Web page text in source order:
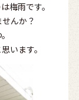
梅雨です。
んか？
います。